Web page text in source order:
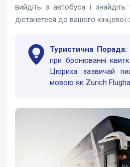
вийдіть з автобуса і
дістанетеся до вашого кінцевої
Туристична Порада:
при бронюванні
Цюриха зазвичай
мовою як Zurich